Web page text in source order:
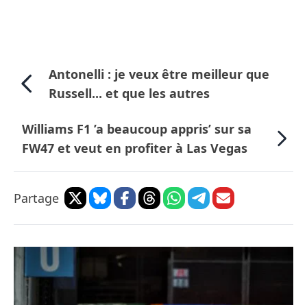
Antonelli : je veux être meilleur que
Russell... et que les autres
Williams F1 ’a beaucoup appris’ sur sa
FW47 et veut en profiter à Las Vegas
Partage